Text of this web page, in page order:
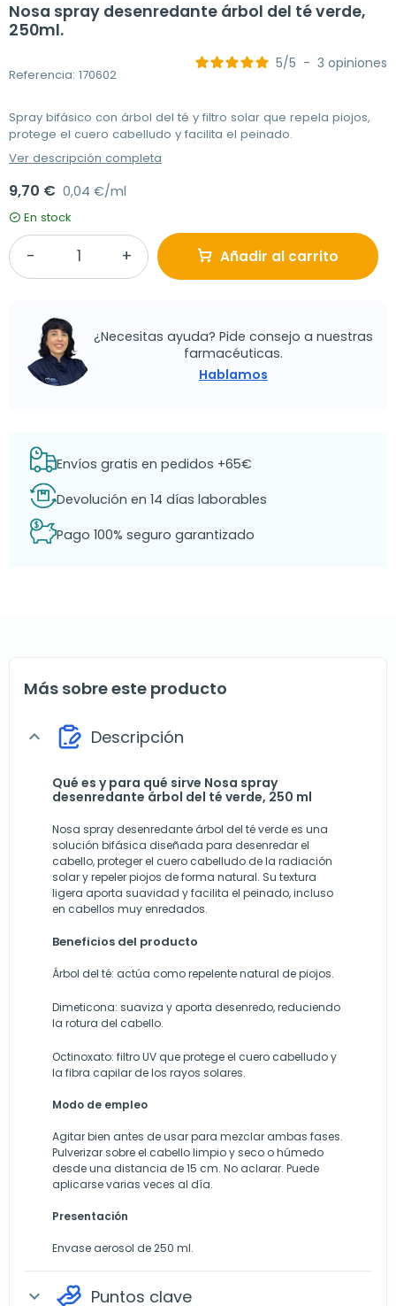
Nosa spray desenredante árbol del té verde,
250ml.
Referencia: 170602
5/5 - 3 opiniones
Spray bifásico con árbol del té y filtro solar que repela piojos,
protege el cuero cabelludo y facilita el peinado.
Ver descripción completa
9,70 € 0,04 €/ml
En stock
Añadir al carrito
¿Necesitas ayuda? Pide consejo a nuestras
farmacéuticas.
Hablamos
Envíos gratis en pedidos +65€
Devolución en 14 días laborables
Pago 100% seguro garantizado
Más sobre este producto
expand_more Descripción
Qué es y para qué sirve Nosa spray
desenredante árbol del té verde, 250 ml
Nosa spray desenredante árbol del té verde es una
solución bifásica diseñada para desenredar el
cabello, proteger el cuero cabelludo de la radiación
solar y repeler piojos de forma natural. Su textura
ligera aporta suavidad y facilita el peinado, incluso
en cabellos muy enredados.
Beneficios del producto
Árbol del té: actúa como repelente natural de piojos.
Dimeticona: suaviza y aporta desenredo, reduciendo
la rotura del cabello.
Octinoxato: filtro UV que protege el cuero cabelludo y
la fibra capilar de los rayos solares.
Modo de empleo
Agitar bien antes de usar para mezclar ambas fases.
Pulverizar sobre el cabello limpio y seco o húmedo
desde una distancia de 15 cm. No aclarar. Puede
aplicarse varias veces al día.
Presentación
Envase aerosol de 250 ml.
expand_more Puntos clave